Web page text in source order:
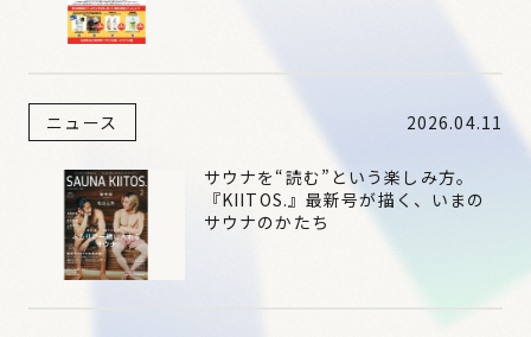
ニュース 2026.04.11
サウナを“読む”という楽しみ方。
『KIITOS.』最新号が描く、いまの
サウナのかたち